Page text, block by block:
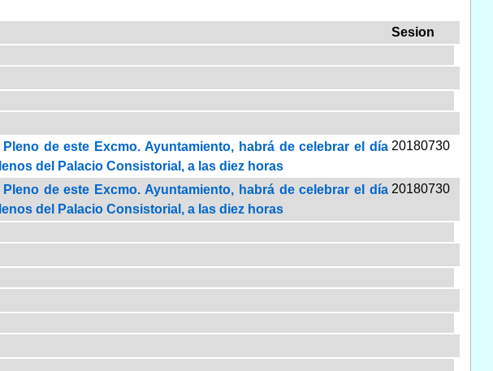
Sesion
de este Excmo. Ayuntamiento, habrá de celebrar el día
del Palacio Consistorial, a las diez horas
20180730
de este Excmo. Ayuntamiento, habrá de celebrar el día
del Palacio Consistorial, a las diez horas
20180730